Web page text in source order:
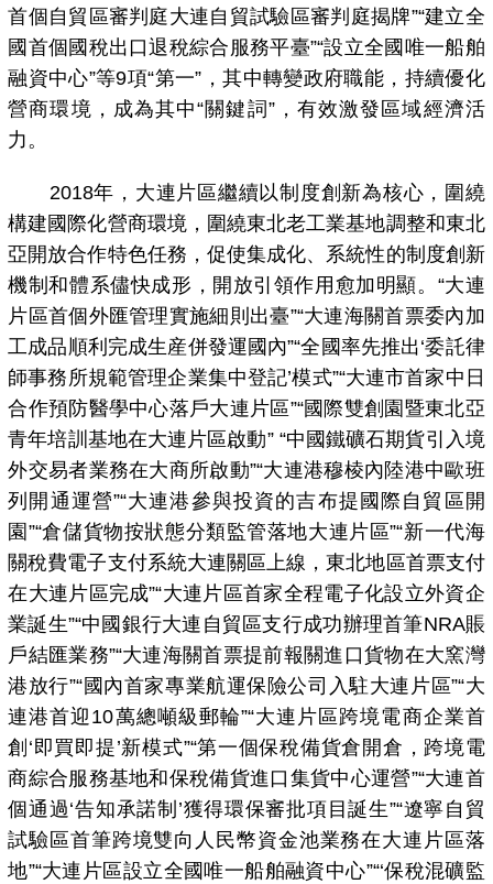
首個自貿區審判庭大連自貿試驗區審判庭揭牌”“建立全
國首個國稅出口退稅綜合服務平臺”“設立全國唯一船舶
融資中心”等9項“第一”，其中轉變政府職能，持續優化
營商環境，成為其中“關鍵詞”，有效激發區域經濟活
力。
2018年，大連片區繼續以制度創新為核心，圍繞
構建國際化營商環境，圍繞東北老工業基地調整和東北
亞開放合作特色任務，促使集成化、系統性的制度創新
機制和體系儘快成形，開放引領作用愈加明顯。“大連
片區首個外匯管理實施細則出臺”“大連海關首票委內加
工成品順利完成生産併發運國內”“全國率先推出‘委託律
師事務所規範管理企業集中登記’模式”“大連市首家中日
合作預防醫學中心落戶大連片區”“國際雙創園暨東北亞
青年培訓基地在大連片區啟動” “中國鐵礦石期貨引入境
外交易者業務在大商所啟動”“大連港穆棱內陸港中歐班
列開通運營”“大連港參與投資的吉布提國際自貿區開
園”“倉儲貨物按狀態分類監管落地大連片區”“新一代海
關稅費電子支付系統大連關區上線，東北地區首票支付
在大連片區完成”“大連片區首家全程電子化設立外資企
業誕生”“中國銀行大連自貿區支行成功辦理首筆NRA賬
戶結匯業務”“大連海關首票提前報關進口貨物在大窯灣
港放行”“國內首家專業航運保險公司入駐大連片區”“大
連港首迎10萬總噸級郵輪”“大連片區跨境電商企業首
創‘即買即提’新模式”“第一個保稅備貨倉開倉，跨境電
商綜合服務基地和保稅備貨進口集貨中心運營”“大連首
個通過‘告知承諾制’獲得環保審批項目誕生”“遼寧自貿
試驗區首筆跨境雙向人民幣資金池業務在大連片區落
地”“大連片區設立全國唯一船舶融資中心”“‘保稅混礦監